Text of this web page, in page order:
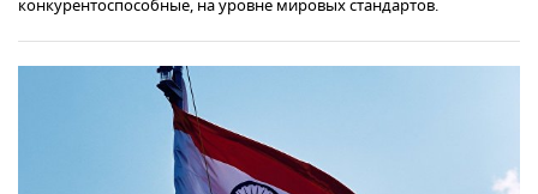
конкурентоспособные, на уровне мировых стандартов.